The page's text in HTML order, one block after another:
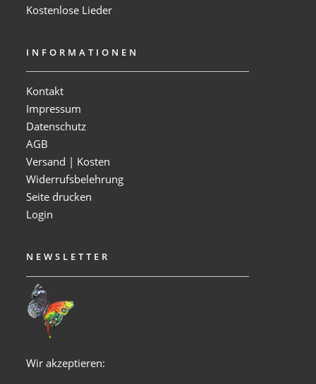
Kostenlose Lieder
INFORMATIONEN
Kontakt
Impressum
Datenschutz
AGB
Versand | Kosten
Widerrufsbelehrung
Seite drucken
Login
NEWSLETTER
Wir akzeptieren: